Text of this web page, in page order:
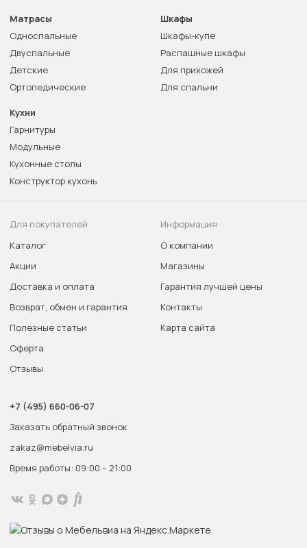
Матрасы
Односпальные
Двуспальные
Детские
Ортопедические
Шкафы
Шкафы-купе
Распашные шкафы
Для прихожей
Для спальни
Кухни
Гарнитуры
Модульные
Кухонные столы
Конструктор кухонь
Для покупателей
Каталог
Акции
Доставка и оплата
Возврат, обмен и гарантия
Полезные статьи
Оферта
Отзывы
Информация
О компании
Магазины
Гарантия лучшей цены
Контакты
Карта сайта
+7 (495) 660-06-07
Заказать обратный звонок
zakaz@mebelvia.ru
Время работы: 09:00 – 21:00